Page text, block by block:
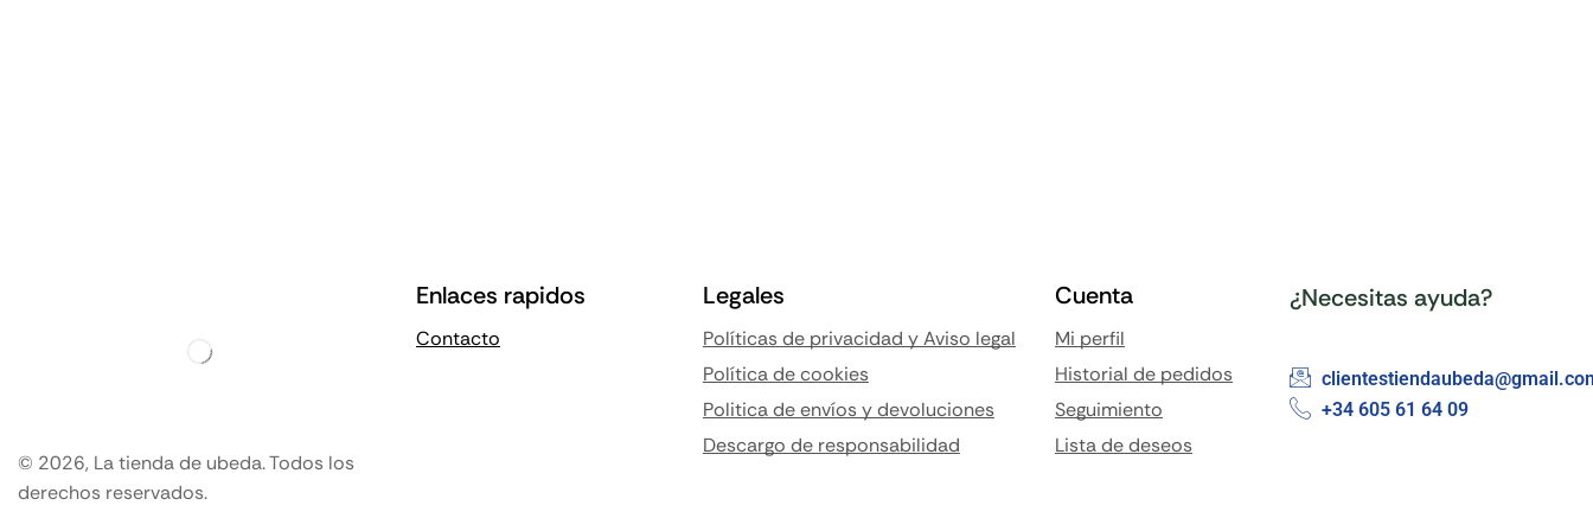
© 2026, La tienda de ubeda. Todos los
derechos reservados.
Enlaces rapidos
Contacto
Legales
Políticas de privacidad y Aviso legal
Política de cookies
Politica de envíos y devoluciones
Descargo de responsabilidad
Cuenta
Mi perfil
Historial de pedidos
Seguimiento
Lista de deseos
¿Necesitas ayuda?
+34 605 61 64 09